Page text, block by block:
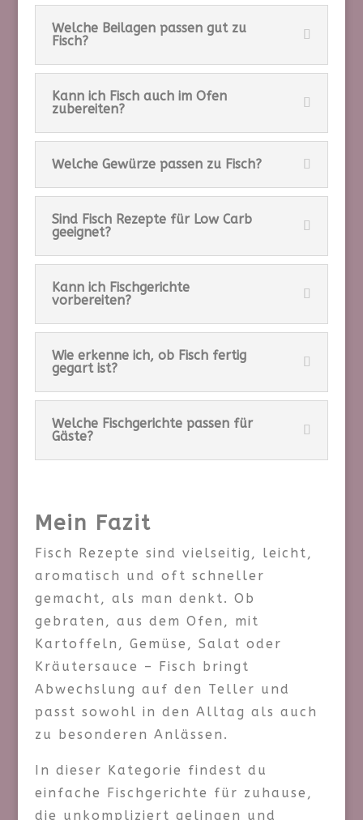
Welche Beilagen passen gut zu
Fisch?
Kann ich Fisch auch im Ofen
zubereiten?
Welche Gewürze passen zu Fisch?
Sind Fisch Rezepte für Low Carb
geeignet?
Kann ich Fischgerichte
vorbereiten?
Wie erkenne ich, ob Fisch fertig
gegart ist?
Welche Fischgerichte passen für
Gäste?
Mein Fazit
Fisch Rezepte sind vielseitig, leicht,
aromatisch und oft schneller
gemacht, als man denkt. Ob
gebraten, aus dem Ofen, mit
Kartoffeln, Gemüse, Salat oder
Kräutersauce – Fisch bringt
Abwechslung auf den Teller und
passt sowohl in den Alltag als auch
zu besonderen Anlässen.
In dieser Kategorie findest du
einfache Fischgerichte für zuhause,
die unkompliziert gelingen und